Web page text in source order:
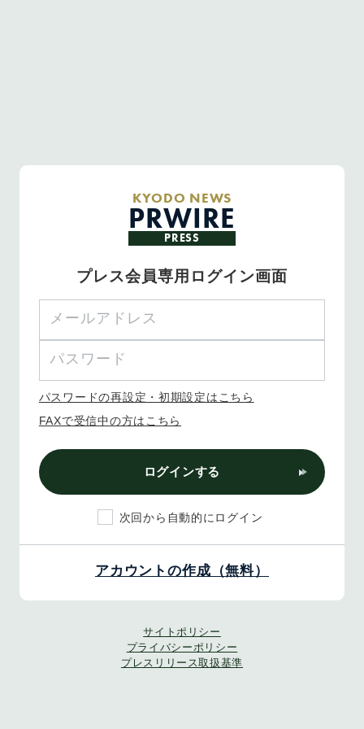
KYODO NEWS
PRWIRE
PRESS
プレス会員専用ログイン画面
パスワードの再設定・初期設定はこちら
FAXで受信中の方はこちら
ログインする
次回から自動的にログイン
アカウントの作成（無料）
サイトポリシー
プライバシーポリシー
プレスリリース取扱基準